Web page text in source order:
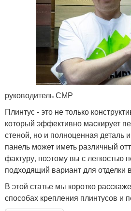
руководитель СМР
Плинтус - это не только
который эффективно маскирует
стеной, но и полноценная деталь
панель может иметь различный
фактуру, поэтому вы с легкостью
подходящий вариант для
В этой статье мы коротко
способах крепления плинтусов и